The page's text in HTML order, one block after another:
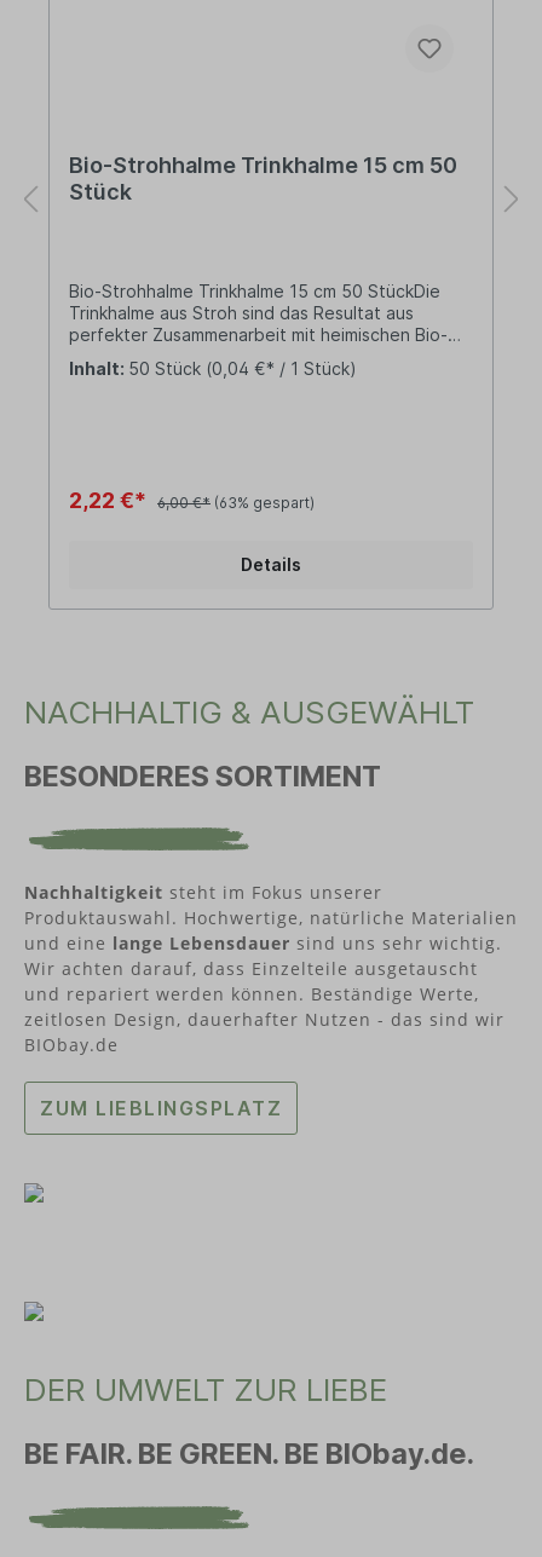
Bio-Strohhalme Trinkhalme 15 cm 50
Stück
Bio-Strohhalme Trinkhalme 15 cm 50 StückDie
Trinkhalme aus Stroh sind das Resultat aus
perfekter Zusammenarbeit mit heimischen Bio-
Landwirten. Sie werden von Hand geschnitten,
sortiert, gewaschen, desinfiziert und verpackt.
Bayern ansässige Unternehmen legt großen Wert
auf Ehrlichkeit und Verlässlichkeit. Bereits vor
Seneca Folgendes erkannt: Glaubwürdigkeit ist
davon abhängig, Worte und Taten in Einklang zu
Verarbeitung!
Inhalt: 50 Stück (0,04 €* / 1 Stück)
2,22 €* 6,00 €* (63% gespart)
Details
NACHHALTIG & AUSGEWÄHLT
BESONDERES SORTIMENT
Nachhaltigkeit steht im Fokus unserer
Produktauswahl. Hochwertige, natürliche Materialien
und eine lange Lebensdauer sind uns sehr wichtig.
Wir achten darauf, dass Einzelteile ausgetauscht
und repariert werden können. Beständige Werte,
zeitlosen Design, dauerhafter Nutzen - das sind wir
BIObay.de
ZUM LIEBLINGSPLATZ
DER UMWELT ZUR LIEBE
BE FAIR. BE GREEN. BE BIObay.de.